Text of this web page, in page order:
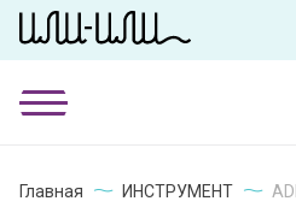
Главная ИНСТРУМЕНТ